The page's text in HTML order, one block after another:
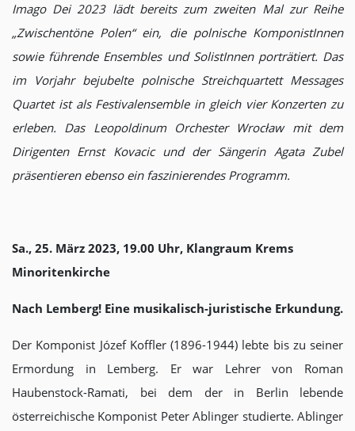
Imago Dei 2023 lädt bereits zum zweiten Mal zur Reihe
„Zwischentöne Polen“ ein, die polnische KomponistInnen
sowie führende Ensembles und SolistInnen porträtiert. Das
im Vorjahr bejubelte polnische Streichquartett Messages
Quartet ist als Festivalensemble in gleich vier Konzerten zu
erleben. Das Leopoldinum Orchester Wrocław mit dem
Dirigenten Ernst Kovacic und der Sängerin Agata Zubel
präsentieren ebenso ein faszinierendes Programm.
Sa., 25. März 2023, 19.00 Uhr, Klangraum Krems
Minoritenkirche
Nach Lemberg! Eine musikalisch-juristische Erkundung.
Der Komponist Józef Koffler (1896-1944) lebte bis zu seiner
Ermordung in Lemberg. Er war Lehrer von Roman
Haubenstock-Ramati, bei dem der in Berlin lebende
österreichische Komponist Peter Ablinger studierte. Ablinger